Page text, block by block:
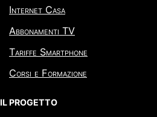
Internet Casa
Abbonamenti TV
Tariffe Smartphone
Corsi e Formazione
IL PROGETTO